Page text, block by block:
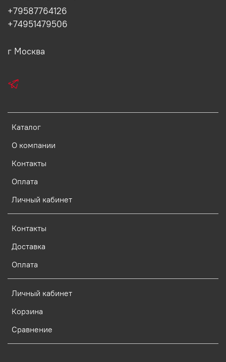
Каталог
О компании
Контакты
Оплата
Личный кабинет
Контакты
Доставка
Оплата
Личный кабинет
Корзина
Сравнение
+79587764126
+74951479506
г Москва